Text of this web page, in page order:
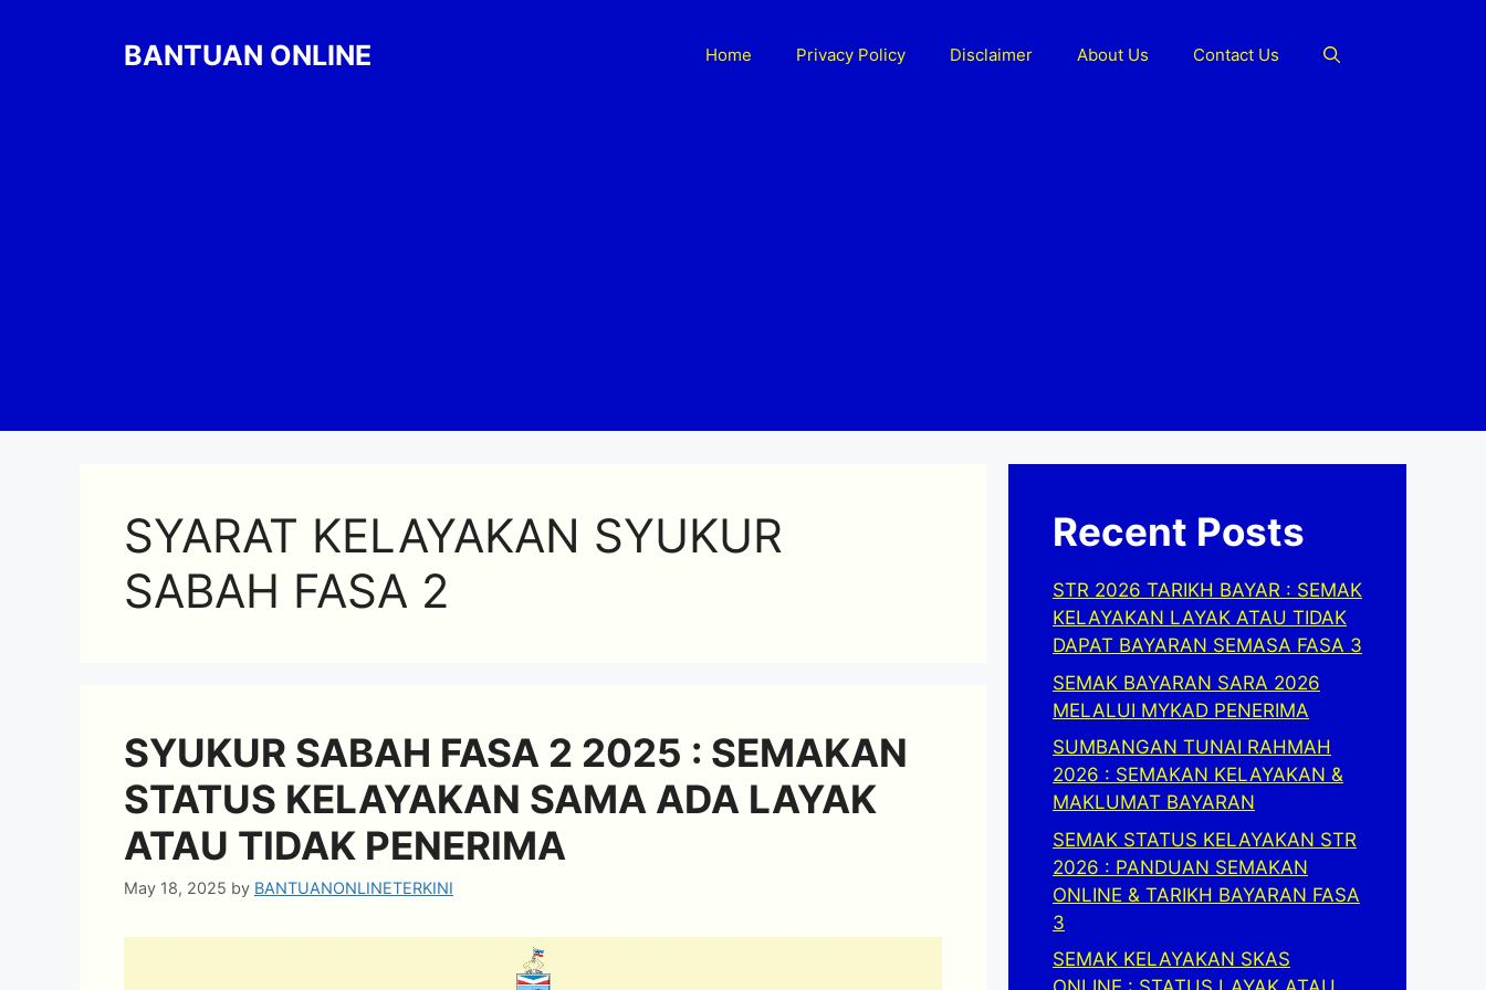
BANTUAN ONLINE Home Privacy Policy Disclaimer About Us Contact Us
SYARAT KELAYAKAN SYUKUR
SABAH FASA 2
SYUKUR SABAH FASA 2 2025 : SEMAKAN
STATUS KELAYAKAN SAMA ADA LAYAK
ATAU TIDAK PENERIMA
May 18, 2025 by BANTUANONLINETERKINI
Recent Posts
STR 2026 TARIKH BAYAR : SEMAK
KELAYAKAN LAYAK ATAU TIDAK
DAPAT BAYARAN SEMASA FASA 3
SEMAK BAYARAN SARA 2026
MELALUI MYKAD PENERIMA
SUMBANGAN TUNAI RAHMAH
2026 : SEMAKAN KELAYAKAN &
MAKLUMAT BAYARAN
SEMAK STATUS KELAYAKAN STR
2026 : PANDUAN SEMAKAN
ONLINE & TARIKH BAYARAN FASA
3
SEMAK KELAYAKAN SKAS